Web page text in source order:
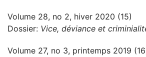
Volume 28, no 2, hiver 2020 (15)
Dossier: Vice, déviance et
Volume 27, no 3, printemps 2019